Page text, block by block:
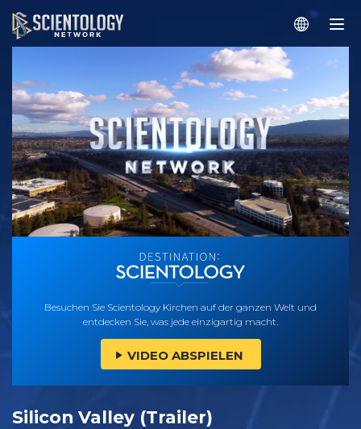
Besuchen Sie Scientology Kirchen auf der ganzen Welt und
entdecken Sie, was jede einzigartig macht.
VIDEO ABSPIELEN
Silicon Valley (Trailer)